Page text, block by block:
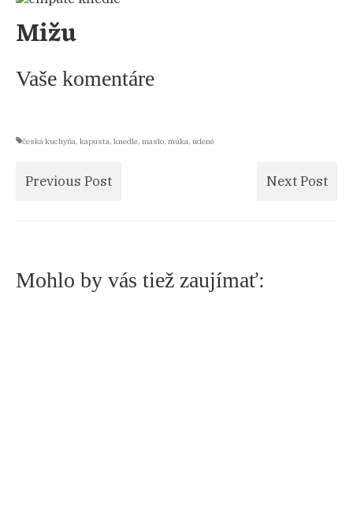
Mižu
Vaše komentáre
česká kuchyňa, kapusta, knedle, maslo, múka, údené
Previous Post Next Post
Mohlo by vás tiež zaujímať: